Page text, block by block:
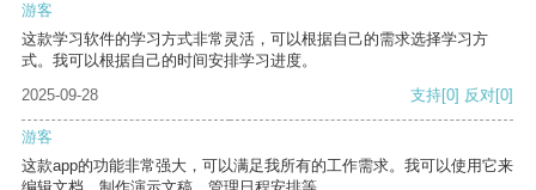
游客
这款学习软件的学习方式非常灵活，可以根据自己的需求选择学习方
式。我可以根据自己的时间安排学习进度。
2025-09-28
支持[0] 反对[0]
游客
这款app的功能非常强大，可以满足我所有的工作需求。我可以使用它来